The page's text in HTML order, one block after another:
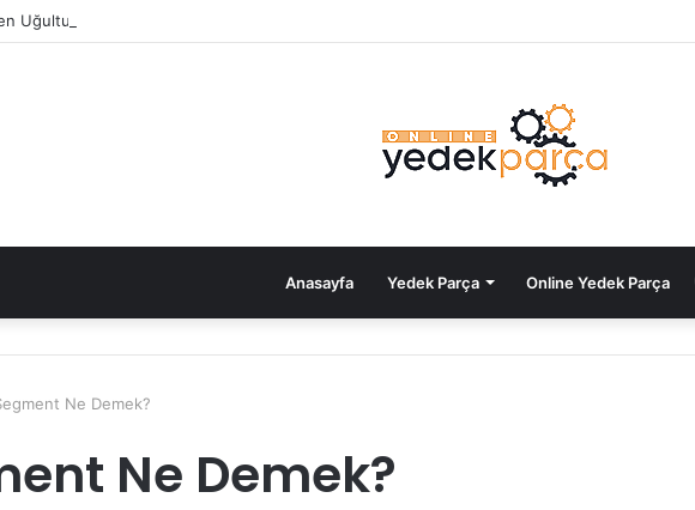
Uğultu Sesi Neden Olur?
Anasayfa Yedek Parça Online Yedek Parça
Ne Demek?
Ne Demek?